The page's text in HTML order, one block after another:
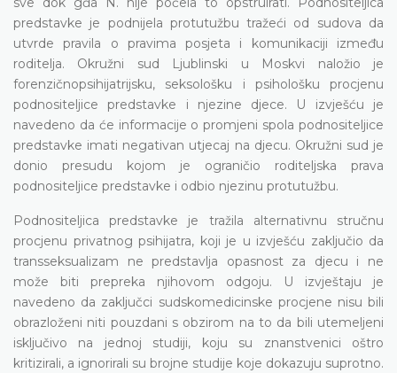
predstavke je podnijela protutužbu tražeći od sudova da
utvrde pravila o pravima posjeta i komunikaciji između
roditelja. Okružni sud Ljublinski u Moskvi naložio je
forenzičnopsihijatrijsku, seksološku i psihološku procjenu
podnositeljice predstavke i njezine djece. U izvješću je
navedeno da će informacije o promjeni spola podnositeljice
predstavke imati negativan utjecaj na djecu. Okružni sud je
donio presudu kojom je ograničio roditeljska prava
podnositeljice predstavke i odbio njezinu protutužbu.
Podnositeljica predstavke je tražila alternativnu stručnu
procjenu privatnog psihijatra, koji je u izvješću zaključio da
transseksualizam ne predstavlja opasnost za djecu i ne
može biti prepreka njihovom odgoju. U izvještaju je
navedeno da zaključci sudskomedicinske procjene nisu bili
obrazloženi niti pouzdani s obzirom na to da bili utemeljeni
isključivo na jednoj studiji, koju su znanstvenici oštro
kritizirali, a ignorirali su brojne studije koje dokazuju suprotno.